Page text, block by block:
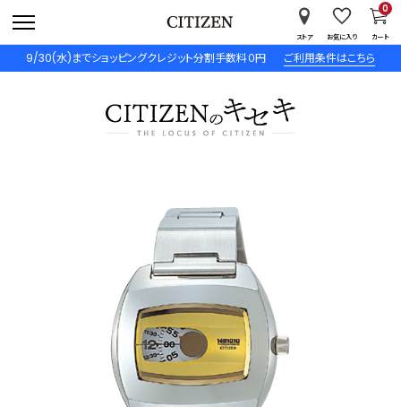
9/30(水)までショッピングクレジット分割手数料０円 ご利用条件はこちら
ストア お気に入り カート
0